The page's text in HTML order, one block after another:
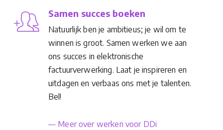
Samen succes boeken
Natuurlijk ben je ambitieus; je wil om te
winnen is groot. Samen werken we aan
ons succes in elektronische
factuurverwerking. Laat je inspireren en
uitdagen en verbaas ons met je talenten.
Bel!
— Meer over werken voor DDi